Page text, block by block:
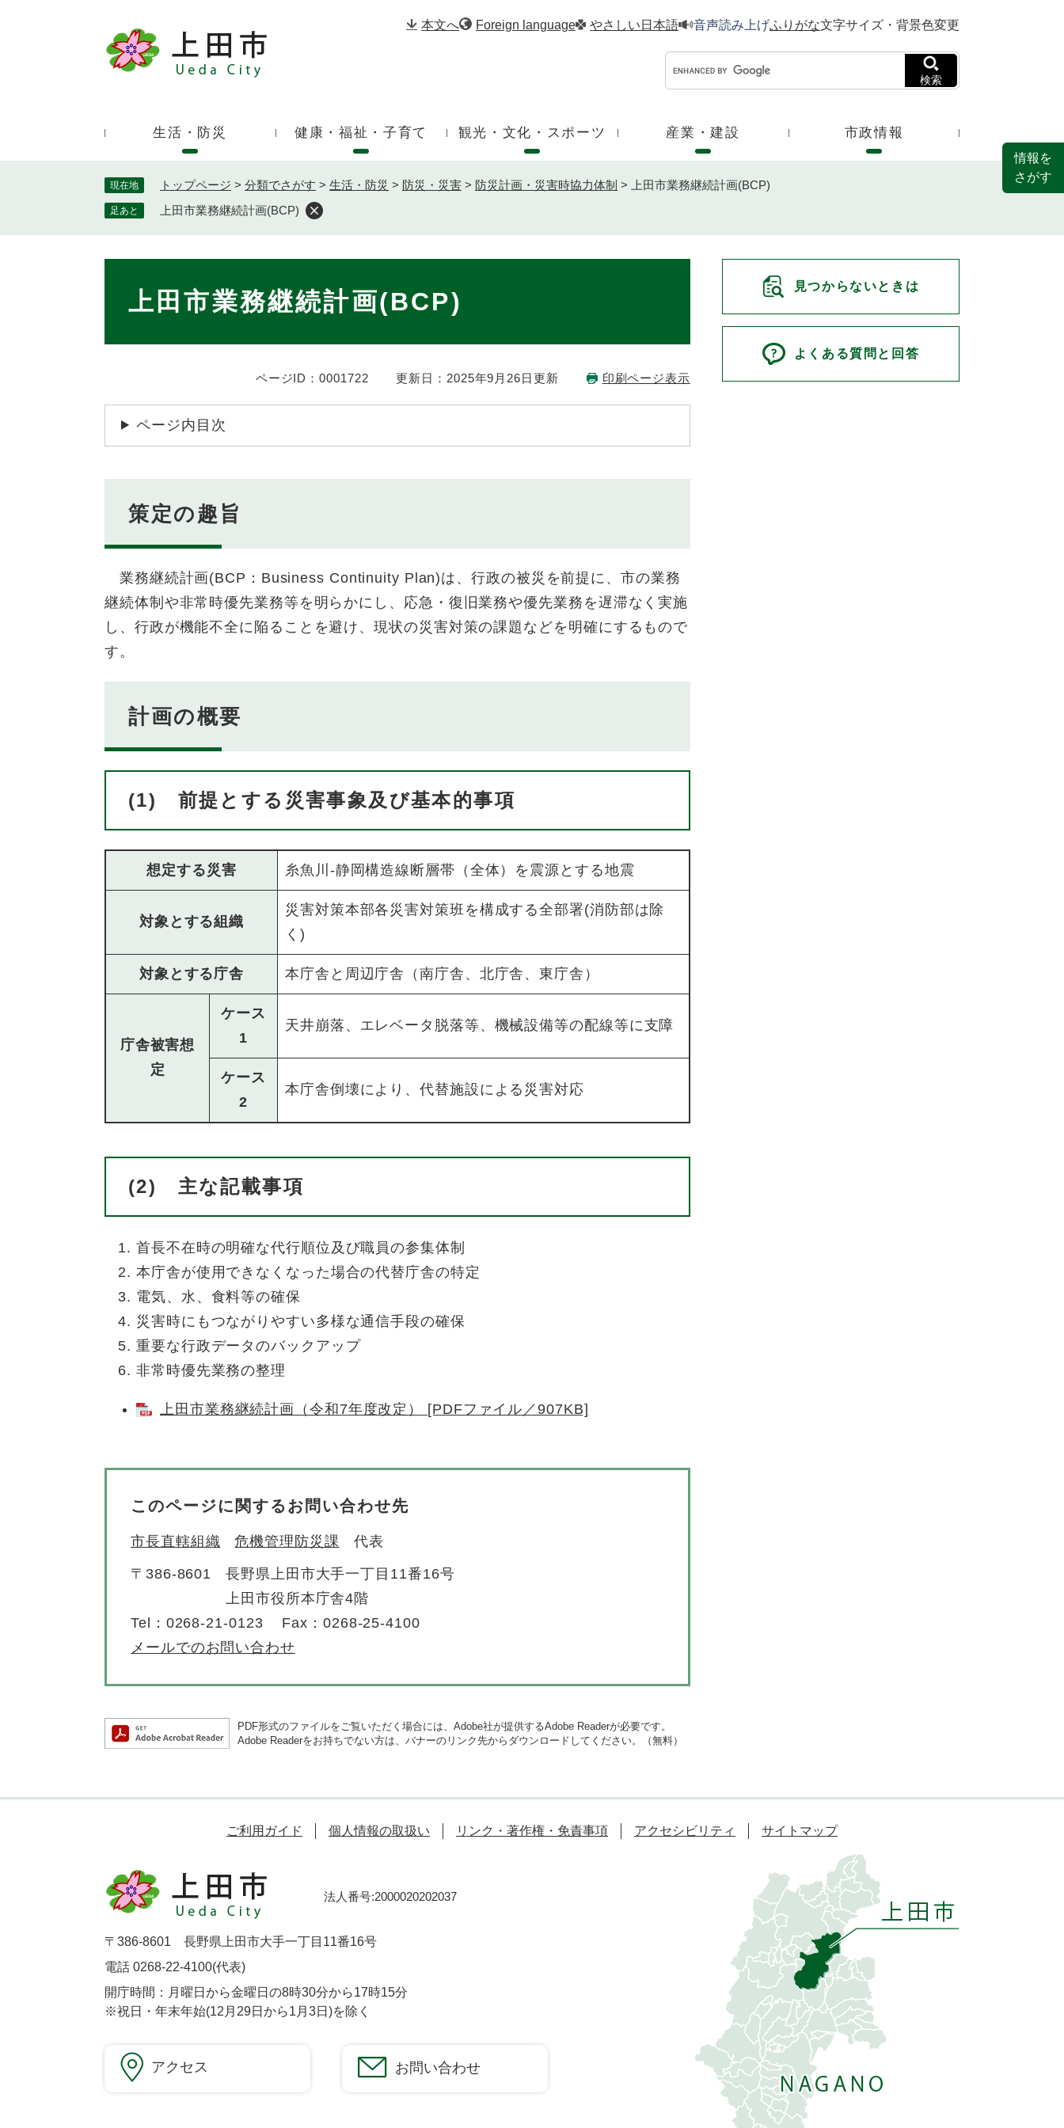
。
本文へ Foreign language やさしい日本語 音声読み上げふりがな文字サイズ・背景色変更
ド
検索
生活・防災 健康・福祉・子育て 観光・文化・スポーツ 産業・建設 市政情報
現在地 トップページ > 分類でさがす > 生活・防災 > 防災・災害 > 防災計画・災害時協力体制 > 上田市業務継続計画(BCP)
足あと 上田市業務継続計画(BCP)
上田市業務継続計画(BCP)
ページID：0001722 更新日：2025年9月26日更新 印刷ページ表示
ページ内目次
策定の趣旨
業務継続計画(BCP：Business Continuity Plan)は、行政の被災を前提に、市の業務
継続体制や非常時優先業務等を明らかにし、応急・復旧業務や優先業務を遅滞なく実施
し、行政が機能不全に陥ることを避け、現状の災害対策の課題などを明確にするもので
す。
計画の概要
(1) 前提とする災害事象及び基本的事項
想定する災害 糸魚川-静岡構造線断層帯（全体）を震源とする地震
対象とする組織
災害対策本部各災害対策班を構成する全部署(消防部は除
く)
対象とする庁舎 本庁舎と周辺庁舎（南庁舎、北庁舎、東庁舎）
庁舎被害想
定
ケース
1
天井崩落、エレベータ脱落等、機械設備等の配線等に支障
ケース
2
本庁舎倒壊により、代替施設による災害対応
(2) 主な記載事項
首長不在時の明確な代行順位及び職員の参集体制
本庁舎が使用できなくなった場合の代替庁舎の特定
電気、水、食料等の確保
災害時にもつながりやすい多様な通信手段の確保
重要な行政データのバックアップ
非常時優先業務の整理
上田市業務継続計画（令和7年度改定） [PDFファイル／907KB]
このページに関するお問い合わせ先
市長直轄組織 危機管理防災課 代表
〒386-8601
長野県上田市大手一丁目11番16号
上田市役所本庁舎4階
Tel：0268-21-0123
Fax：0268-25-4100
メールでのお問い合わせ
PDF形式のファイルをご覧いただく場合には、Adobe社が提供するAdobe Readerが必要です。
Adobe Readerをお持ちでない方は、バナーのリンク先からダウンロードしてください。（無料）
見つからないときは
よくある質問と回答
情報を
さがす
ご利用ガイド 個人情報の取扱い リンク・著作権・免責事項 アクセシビリティ サイトマップ
法人番号:2000020202037
〒386-8601 長野県上田市大手一丁目11番16号
電話 0268-22-4100(代表)
開庁時間：月曜日から金曜日の8時30分から17時15分
※祝日・年末年始(12月29日から1月3日)を除く
アクセス お問い合わせ